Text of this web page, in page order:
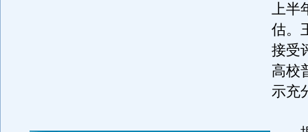
上半
估。
接受
高校
示充